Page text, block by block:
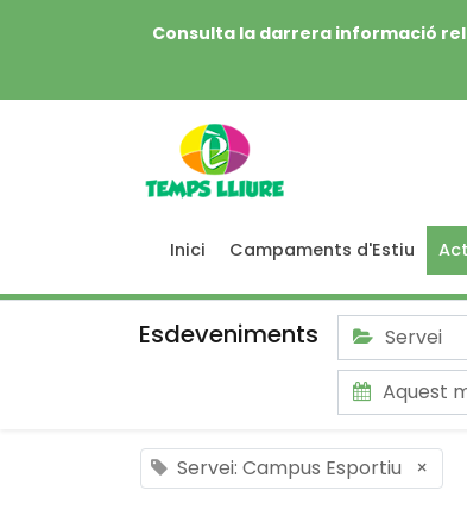
Consulta la darrera informació
Inici Campaments d'Estiu
Esdeveniments Servei
Aquest
Servei: Campus Esportiu ×